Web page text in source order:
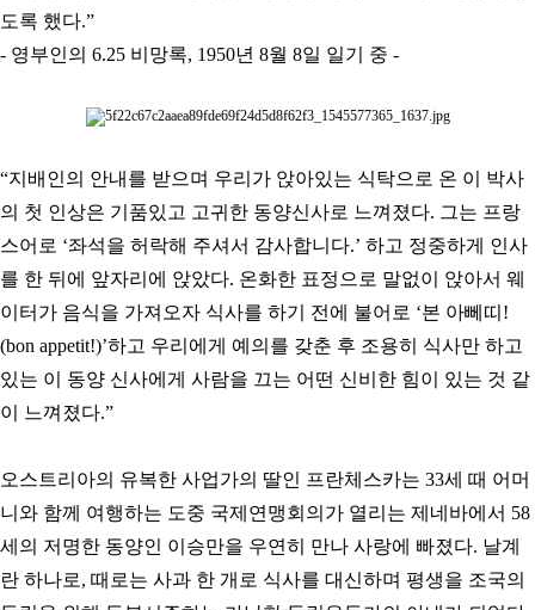
도록 했다.”
- 영부인의 6.25 비망록, 1950년 8월 8일 일기 중 -
“지배인의 안내를 받으며 우리가 앉아있는 식탁으로 온 이 박사
의 첫 인상은 기품있고 고귀한 동양신사로 느껴졌다. 그는 프랑
스어로 ‘좌석을 허락해 주셔서 감사합니다.’ 하고 정중하게 인사
를 한 뒤에 앞자리에 앉았다. 온화한 표정으로 말없이 앉아서 웨
이터가 음식을 가져오자 식사를 하기 전에 불어로 ‘본 아뻬띠!
(bon appetit!)’하고 우리에게 예의를 갖춘 후 조용히 식사만 하고
있는 이 동양 신사에게 사람을 끄는 어떤 신비한 힘이 있는 것 같
이 느껴졌다.”
오스트리아의 유복한 사업가의 딸인 프란체스카는 33세 때 어머
니와 함께 여행하는 도중 국제연맹회의가 열리는 제네바에서 58
세의 저명한 동양인 이승만을 우연히 만나 사랑에 빠졌다. 날계
란 하나로, 때로는 사과 한 개로 식사를 대신하며 평생을 조국의